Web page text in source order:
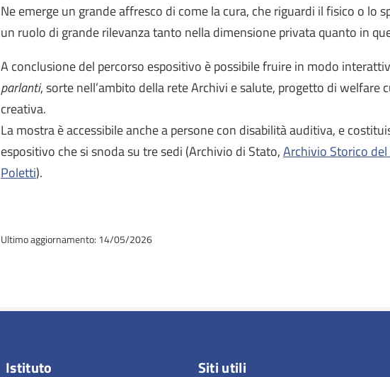
Ne emerge un grande affresco di come la cura, che riguardi il fisico o lo
un ruolo di grande rilevanza tanto nella dimensione privata quanto in
A conclusione del percorso espositivo è possibile fruire in modo
parlanti, sorte nell’ambito della rete Archivi e salute, progetto di welfare
creativa.
La mostra è accessibile anche a persone con disabilità auditiva, e
espositivo che si snoda su tre sedi (Archivio di Stato,Archivio Storico
Poletti).
Ultimo aggiornamento: 14/05/2026
Istituto Siti utili